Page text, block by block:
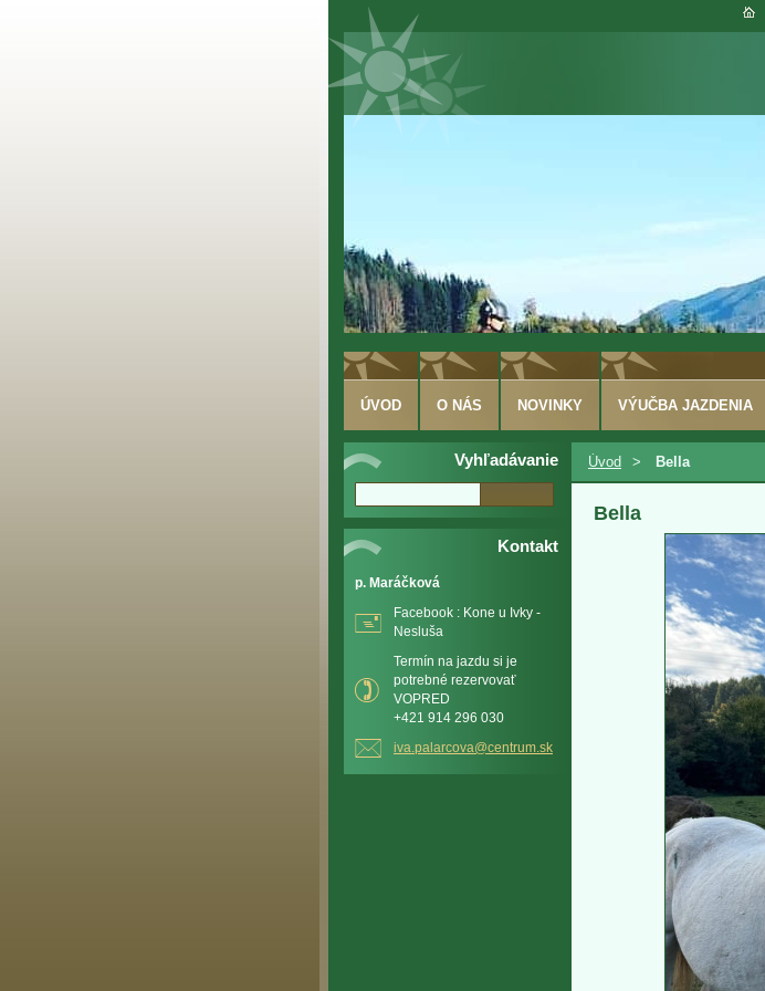
Vyhľadávanie
Kontakt
p. Maráčková
Facebook : Kone u Ivky -
Nesluša
Termín na jazdu si je
potrebné rezervovať
VOPRED
+421 914 296 030
iva.palarcova@centrum.sk
Úvod > Bella
Bella
ÚVOD O NÁS NOVINKY VÝUČBA JAZDENIA